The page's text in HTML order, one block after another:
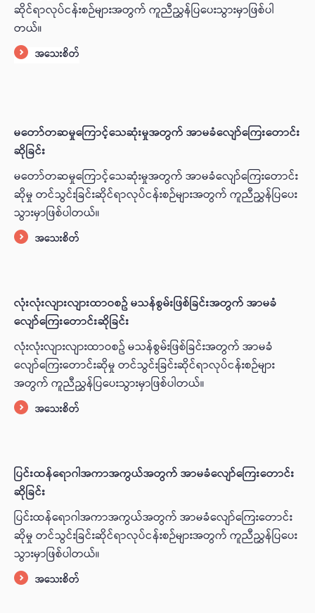
ဆိုင်ရာလုပ်ငန်းစဉ်များအတွက် ကူညီညွှန်ပြပေးသွားမှာဖြစ်ပါ
တယ်။
အသေးစိတ်
မတော်တဆမှုကြောင့်သေဆုံးမှုအတွက် အာမခံလျော်ကြေးတောင်း
ဆိုခြင်း
မတော်တဆမှုကြောင့်သေဆုံးမှုအတွက် အာမခံလျော်ကြေးတောင်း
ဆိုမှု တင်သွင်းခြင်းဆိုင်ရာလုပ်ငန်းစဉ်များအတွက် ကူညီညွှန်ပြပေး
သွားမှာဖြစ်ပါတယ်။
အသေးစိတ်
လုံးလုံးလျားလျားထာဝစဥ် မသန်စွမ်းဖြစ်ခြင်းအတွက် အာမခံ
လျော်ကြေးတောင်းဆိုခြင်း
လုံးလုံးလျားလျားထာဝစဥ် မသန်စွမ်းဖြစ်ခြင်းအတွက် အာမခံ
လျော်ကြေးတောင်းဆိုမှု တင်သွင်းခြင်းဆိုင်ရာလုပ်ငန်းစဉ်များ
အတွက် ကူညီညွှန်ပြပေးသွားမှာဖြစ်ပါတယ်။
အသေးစိတ်
ပြင်းထန်ရောဂါအကာအကွယ်အတွက် အာမခံလျော်ကြေးတောင်း
ဆိုခြင်း
ပြင်းထန်ရောဂါအကာအကွယ်အတွက် အာမခံလျော်ကြေးတောင်း
ဆိုမှု တင်သွင်းခြင်းဆိုင်ရာလုပ်ငန်းစဉ်များအတွက် ကူညီညွှန်ပြပေး
သွားမှာဖြစ်ပါတယ်။
အသေးစိတ်